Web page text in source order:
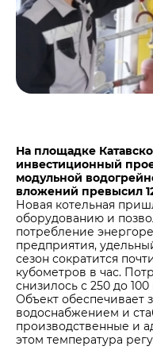
На площадке
инвестиционный
модульной
вложений превысил
Новая котельная
оборудованию и
потребление
предприятия,
сезон сократится
кубометров в час.
снизилось с 250 до 100
Объект обеспечивает
водоснабжением и
производственные и
этом температура
Центры
Реализация
Политика в
В помощь
Не только
Люди ЦЕМРОСа
Технологии и
Издание для
Пресса о нас
Контакты
Контакты
Контакты для
Служба